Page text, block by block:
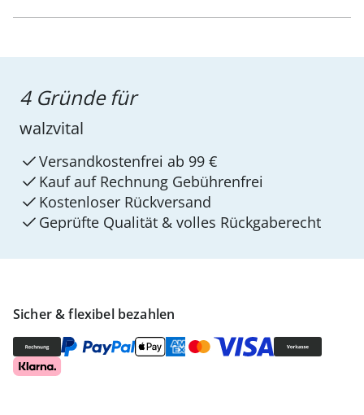
Sicher & flexibel bezahlen
4 Gründe für
walzvital
Versandkostenfrei ab 99 €
Kauf auf Rechnung Gebührenfrei
Kostenloser Rückversand
Geprüfte Qualität & volles Rückgaberecht